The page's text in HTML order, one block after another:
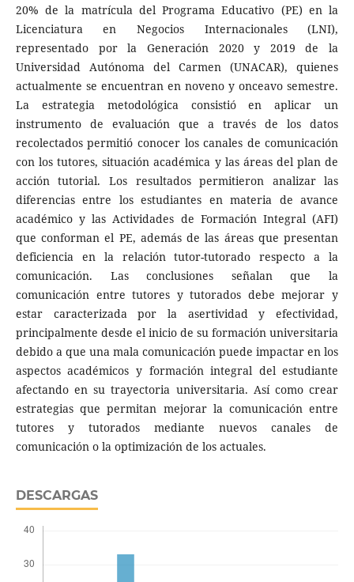
20% de la matrícula del Programa Educativo (PE) en la
Licenciatura en Negocios Internacionales (LNI),
representado por la Generación 2020 y 2019 de la
Universidad Autónoma del Carmen (UNACAR), quienes
actualmente se encuentran en noveno y onceavo semestre.
La estrategia metodológica consistió en aplicar un
instrumento de evaluación que a través de los datos
recolectados permitió conocer los canales de comunicación
con los tutores, situación académica y las áreas del plan de
acción tutorial. Los resultados permitieron analizar las
diferencias entre los estudiantes en materia de avance
académico y las Actividades de Formación Integral (AFI)
que conforman el PE, además de las áreas que presentan
deficiencia en la relación tutor-tutorado respecto a la
comunicación. Las conclusiones señalan que la
comunicación entre tutores y tutorados debe mejorar y
estar caracterizada por la asertividad y efectividad,
principalmente desde el inicio de su formación universitaria
debido a que una mala comunicación puede impactar en los
aspectos académicos y formación integral del estudiante
afectando en su trayectoria universitaria. Así como crear
estrategias que permitan mejorar la comunicación entre
tutores y tutorados mediante nuevos canales de
comunicación o la optimización de los actuales.
DESCARGAS